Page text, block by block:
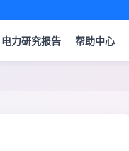
电力研究报告 帮助中心